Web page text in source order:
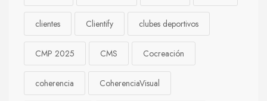
clientes Clientify clubes deportivos
CMP 2025 CMS Cocreación
coherencia CoherenciaVisual